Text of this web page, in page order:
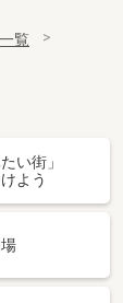
覧
い街」
よう